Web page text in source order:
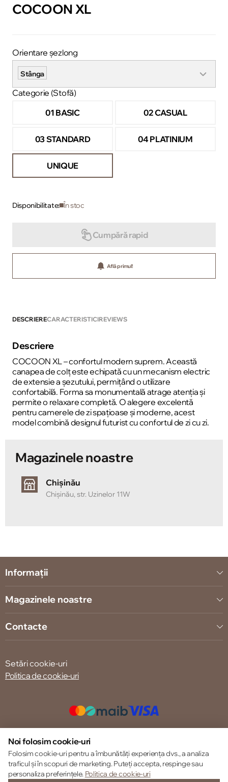
COCOON XL
Orientare șezlong
Stânga
Categorie (Stofă)
01 BASIC
02 CASUAL
03 STANDARD 04 PLATINIUM
UNIQUE
Disponibilitate: În stoc
Cumpără rapid
Află primul!
DESCRIERECARACTERISTICIREVIEWS
Descriere
COCOON XL – confortul modern suprem. Această
canapea de colț este echipată cu un mecanism electric
de extensie a șezutului, permițând o utilizare
confortabilă. Forma sa monumentală atrage atenția și
permite o relaxare completă. O alegere excelentă
pentru camerele de zi spațioase și moderne, acest
model combină designul futurist cu confortul de zi cu zi.
Magazinele noastre
Chișinău
Chișinău, str. Uzinelor 11W
Informații
Magazinele noastre
Contacte
Setări cookie-uri
Politica de cookie-uri
© 2013 – 2026 ECOM
Noi folosim cookie-uri
Folosim cookie-uri pentru a îmbunătăți experiența dvs., a analiza
traficul și în scopuri de marketing. Puteți accepta, respinge sau
personaliza preferințele. Politica de cookie-uri